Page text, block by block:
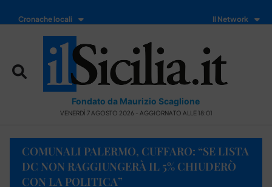
Cronache locali Il Network
Fondato da Maurizio Scaglione
VENERDÌ 7 AGOSTO 2026 - AGGIORNATO ALLE 18:01
COMUNALI PALERMO, CUFFARO: “SE LISTA
DC NON RAGGIUNGERÀ IL 5% CHIUDERÒ
CON LA POLITICA”